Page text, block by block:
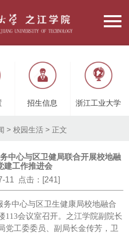
招生信息 浙江工业大学
>校园生活 > 正文
中心与区卫健局联合开展校地融
建工作推进会
11 点击：[ 241
务中心与区卫生健康局校地融合
113会议室召开。之江学院副院长
党工委委员、副局长金传芳，卫